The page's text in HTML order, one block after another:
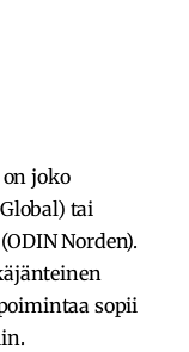
joko
tai
Norden).
sopii